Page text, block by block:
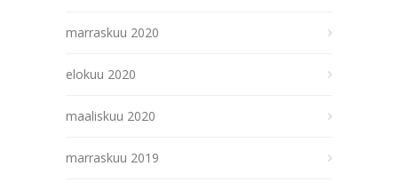
marraskuu 2020
elokuu 2020
maaliskuu 2020
marraskuu 2019